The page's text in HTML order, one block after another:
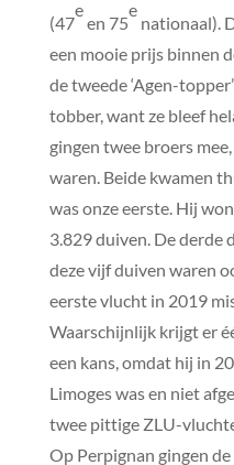
(47
e
en 75
e
nationaal).
een mooie prijs binnen
de tweede ‘Agen-
tobber, want ze bleef
gingen twee broers
waren. Beide kwamen
was onze eerste. Hij
3.829 duiven. De derde
deze vijf duiven waren
eerste vlucht in 2019
Waarschijnlijk krijgt er
een kans, omdat hij in
Limoges was en niet
twee pittige ZLU-
Op Perpignan gingen